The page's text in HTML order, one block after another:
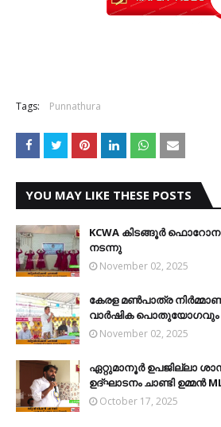
Tags: Punnathura
YOU MAY LIKE THESE POSTS
KCWA കിടങ്ങൂര്‍
നടന്നു
November 02, 2025
കേരള മണ്‍പാത്ര
വാര്‍ഷിക
November 02, 2025
ഏറ്റുമാനൂര്‍ ഉപജില്ലാ
ഉദ്ഘാടനം ചാണ്ടി ഉമ്മന്‍
October 17, 2025